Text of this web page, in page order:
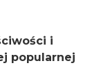
i
popularnej